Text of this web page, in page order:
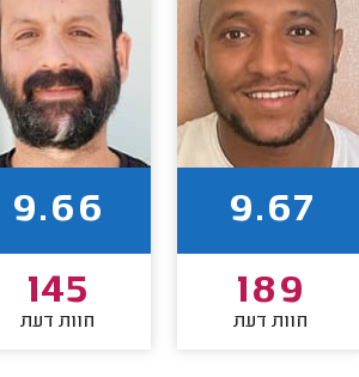
9.67
189
חוות דעת
9.66
145
חוות דעת